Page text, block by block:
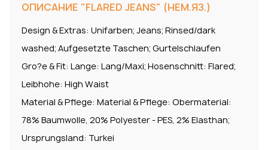
ОПИСАНИЕ "FLARED JEANS" (НЕМ.ЯЗ.)
Design & Extras: Unifarben; Jeans; Rinsed/dark
washed; Aufgesetzte Taschen; Gurtelschlaufen
Gro?e & Fit: Lange: Lang/Maxi; Hosenschnitt: Flared;
Leibhohe: High Waist
Material & Pflege: Material & Pflege: Obermaterial:
78% Baumwolle, 20% Polyester - PES, 2% Elasthan;
Ursprungsland: Turkei